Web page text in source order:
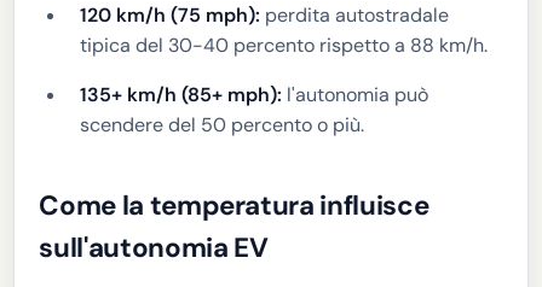
120 km/h (75 mph): perdita autostradale
tipica del 30-40 percento rispetto a 88 km/h.
135+ km/h (85+ mph): l'autonomia può
scendere del 50 percento o più.
Come la temperatura influisce
sull'autonomia EV